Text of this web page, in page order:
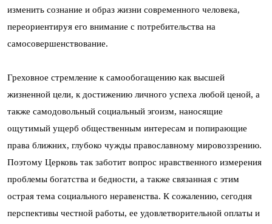
изменить сознание и образ жизни современного человека,
переориентируя его внимание с потребительства на
самосовершенствование.
Греховное стремление к самообогащению как высшей
жизненной цели, к достижению личного успеха любой ценой, а
также самодовольный социальный эгоизм, наносящие
ощутимый ущерб общественным интересам и попирающие
права ближних, глубоко чужды православному мировоззрению.
Поэтому Церковь так заботит вопрос нравственного измерения
проблемы богатства и бедности, а также связанная с этим
острая тема социального неравенства. К сожалению, сегодня
перспективы честной работы, ее удовлетворительной оплаты и